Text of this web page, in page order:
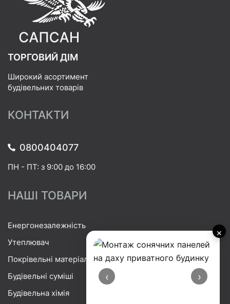
×
‹ ›
ТОРГОВИЙ ДІМ
Широкий асортимент
будівельних товарів
КОНТАКТИ
0800404077
ПН - ПТ: з 9:00 до 16:00
НАШІ ТОВАРИ
Енергонезалежність
Утеплювач
Покрівельні матеріали
Будівельні суміші
Будівельна хімія